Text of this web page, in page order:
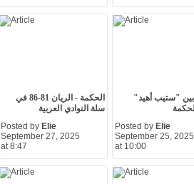
الحكمة - الريان 81-86 في
سلة النوادي العربية
Posted by Elie
September 27, 2025
at 8:47
"ستيب أهيد"
Posted by Elie
September 25, 2025
at 10:00